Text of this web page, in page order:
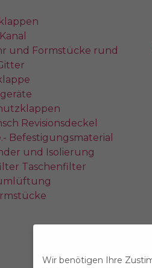
und Formstücke rund
Revisionsdeckel
Befestigungsmaterial
und Isolierung
Taschenfilter
Wir benötigen Ihre